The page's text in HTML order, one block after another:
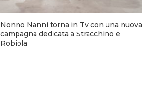
Nonno Nanni torna in Tv con una nuova
campagna dedicata a Stracchino e
Robiola